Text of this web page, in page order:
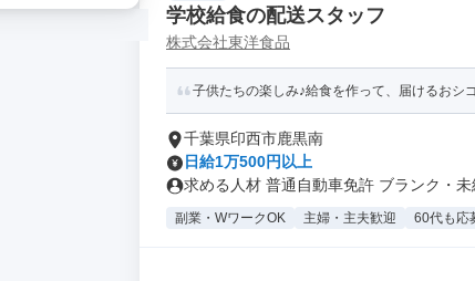
学校給食の配送スタッフ
株式会社東洋食品
子供たちの楽しみ♪給食を作って、届けるおシ
千葉県印西市鹿黒南
日給1万500円以上
求める人材 普通自動車免許 ブランク・未
副業・WワークOK 主婦・主夫歓迎 60代も応